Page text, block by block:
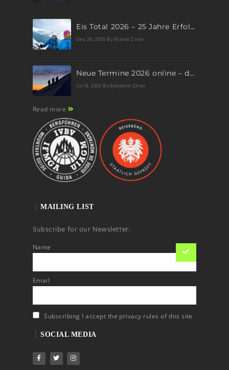
Eis Total 2026 – 25 Jahre Erfolgsgeschichte im steilen Eis
Dez 29, 2025 By Walter Zörer
Neue Termine 2026 online – dein nächstes Abenteuer wartet!
Jul 14, 2025 By Benjamin Zörer
Read more
MAILING LIST
Subscribe for our Newsletter:
Name
Email
Subscribing I accept the privacy rules of this site
SOCIAL MEDIA